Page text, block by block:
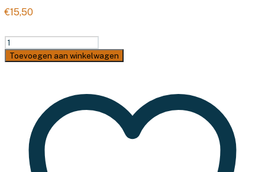
€15,50
Eurotrail
Stokkenset
Fiber
aantal
Toevoegen aan winkelwagen